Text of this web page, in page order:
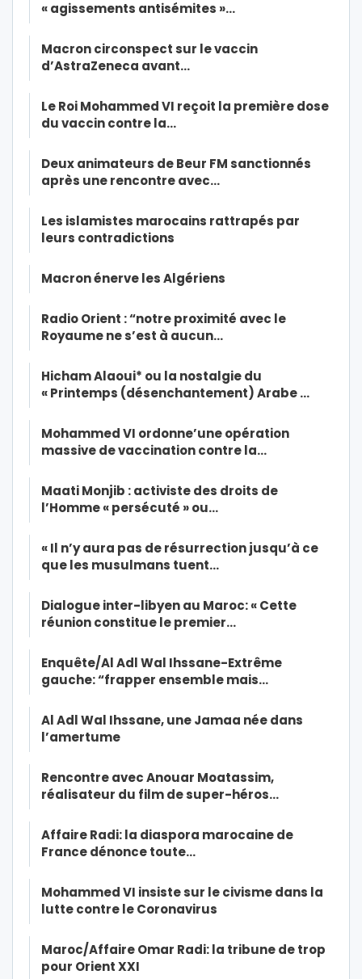
« agissements antisémites »…
Macron circonspect sur le vaccin
d’AstraZeneca avant…
Le Roi Mohammed VI reçoit la première dose
du vaccin contre la…
Deux animateurs de Beur FM sanctionnés
après une rencontre avec…
Les islamistes marocains rattrapés par
leurs contradictions
Macron énerve les Algériens
Radio Orient : “notre proximité avec le
Royaume ne s’est à aucun…
Hicham Alaoui* ou la nostalgie du
« Printemps (désenchantement) Arabe …
Mohammed VI ordonne’une opération
massive de vaccination contre la…
Maati Monjib : activiste des droits de
l’Homme « persécuté » ou…
« Il n’y aura pas de résurrection jusqu’à ce
que les musulmans tuent…
Dialogue inter-libyen au Maroc: « Cette
réunion constitue le premier…
Enquête/Al Adl Wal Ihssane-Extrême
gauche: “frapper ensemble mais…
Al Adl Wal Ihssane, une Jamaa née dans
l’amertume
Rencontre avec Anouar Moatassim,
réalisateur du film de super-héros…
Affaire Radi: la diaspora marocaine de
France dénonce toute…
Mohammed VI insiste sur le civisme dans la
lutte contre le Coronavirus
Maroc/Affaire Omar Radi: la tribune de trop
pour Orient XXI